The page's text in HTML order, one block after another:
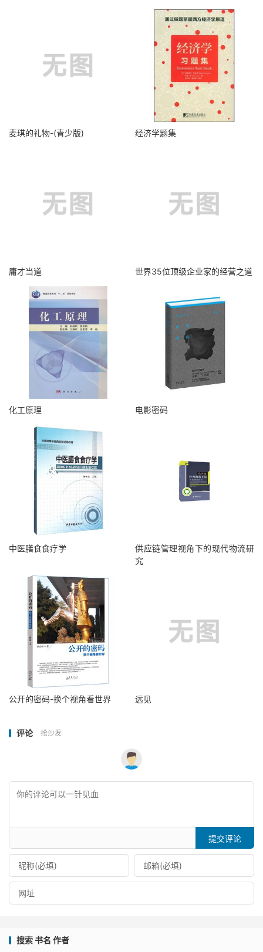
麦琪的礼物-(青少版) 经济学题集
庸才当道 世界35位顶级企业家的经营之道
化工原理 电影密码
中医膳食食疗学
供应链管理视角下的现代物流研
究
公开的密码-换个视角看世界 远见
评论 抢沙发
提交评论
搜索 书名 作者